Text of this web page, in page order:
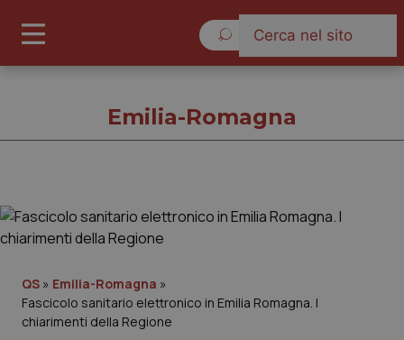
Governo e Parlamento
Emilia-Romagna
QS » Emilia-Romagna »
Fascicolo sanitario elettronico in Emilia Romagna. I
chiarimenti della Regione